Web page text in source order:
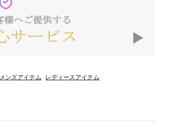
メンズアイテム レディースアイテム